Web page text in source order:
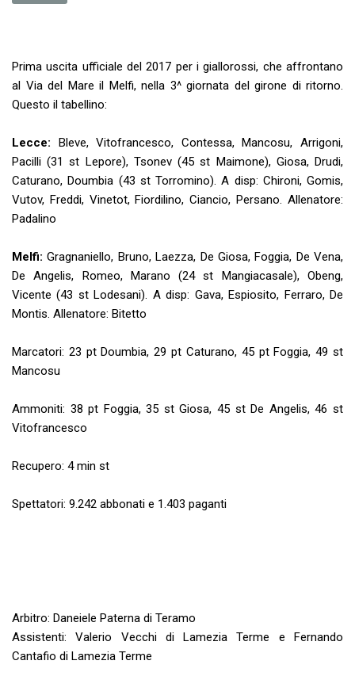
Prima uscita ufficiale del 2017 per i giallorossi, che affrontano
al Via del Mare il Melfi, nella 3^ giornata del girone di ritorno.
Questo il tabellino:
Lecce: Bleve, Vitofrancesco, Contessa, Mancosu, Arrigoni,
Pacilli (31 st Lepore), Tsonev (45 st Maimone), Giosa, Drudi,
Caturano, Doumbia (43 st Torromino). A disp: Chironi, Gomis,
Vutov, Freddi, Vinetot, Fiordilino, Ciancio, Persano. Allenatore:
Padalino
Melfi: Gragnaniello, Bruno, Laezza, De Giosa, Foggia, De Vena,
De Angelis, Romeo, Marano (24 st Mangiacasale), Obeng,
Vicente (43 st Lodesani). A disp: Gava, Espiosito, Ferraro, De
Montis. Allenatore: Bitetto
Marcatori: 23 pt Doumbia, 29 pt Caturano, 45 pt Foggia, 49 st
Mancosu
Ammoniti: 38 pt Foggia, 35 st Giosa, 45 st De Angelis, 46 st
Vitofrancesco
Recupero: 4 min st
Spettatori: 9.242 abbonati e 1.403 paganti
Arbitro: Daneiele Paterna di Teramo
Assistenti: Valerio Vecchi di Lamezia Terme e Fernando
Cantafio di Lamezia Terme